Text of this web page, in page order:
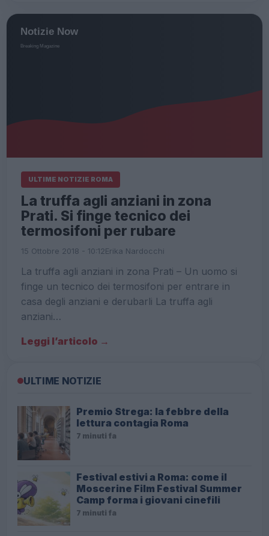
ULTIME NOTIZIE ROMA
La truffa agli anziani in zona
Prati. Si finge tecnico dei
termosifoni per rubare
15 Ottobre 2018 - 10:12Erika Nardocchi
La truffa agli anziani in zona Prati – Un uomo si
finge un tecnico dei termosifoni per entrare in
casa degli anziani e derubarli La truffa agli
anziani…
Leggi l’articolo →
ULTIME NOTIZIE
Premio Strega: la febbre della
lettura contagia Roma
7 minuti fa
Festival estivi a Roma: come il
Moscerine Film Festival Summer
Camp forma i giovani cinefili
7 minuti fa